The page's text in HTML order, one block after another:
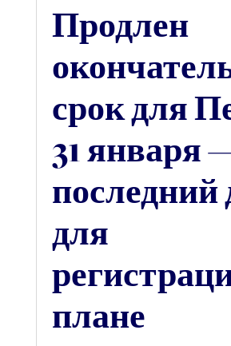
Продлен
срок для
31 января
последний
для
плане